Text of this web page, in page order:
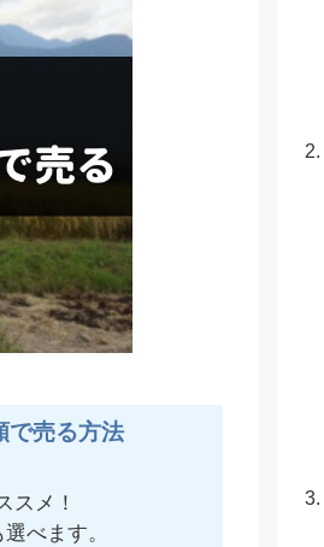
で売る方法
スメ！
べます。